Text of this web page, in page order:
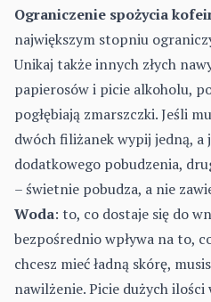
Ograniczenie spożycia
największym stopniu
Unikaj także innych złych
papierosów i picie alkoholu,
pogłębiają zmarszczki. Jeśli
dwóch filiżanek wypij jedną, a
dodatkowego pobudzenia,
– świetnie pobudza, a nie
Woda: to, co dostaje się do
bezpośrednio wpływa na to,
chcesz mieć ładną skórę,
nawilżenie. Picie dużych